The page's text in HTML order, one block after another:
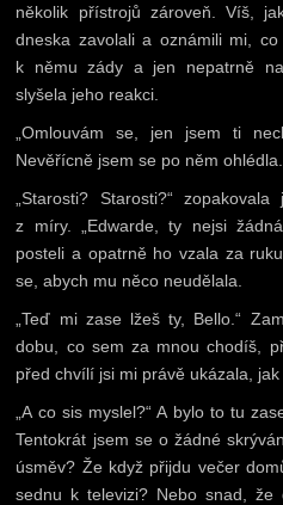
několik přístrojů zároveň. Víš,
dneska zavolali a oznámili mi,
k němu zády a jen nepatrně
slyšela jeho reakci.
„Omlouvám se, jen jsem ti
Nevěřícně jsem se po něm ohlédla.
„Starosti? Starosti?“
z míry. „Edwarde, ty nejsi
posteli a opatrně ho vzala za
se, abych mu něco neudělala.
„Teď mi zase lžeš ty, Bello.“
dobu, co sem za mnou chodíš,
před chvílí jsi mi právě ukázala,
„A co sis myslel?“ A bylo to tu
Tentokrát jsem se o žádné
úsměv? Že když přijdu večer
sednu k televizi? Nebo snad, že